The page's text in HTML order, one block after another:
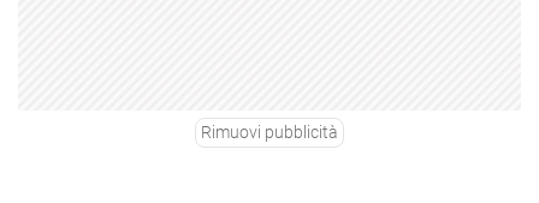
Rimuovi pubblicità